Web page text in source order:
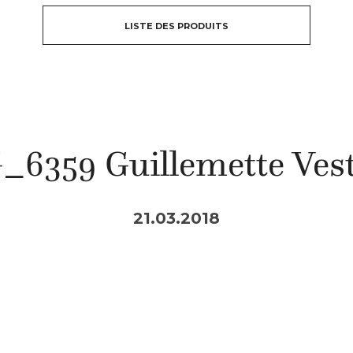
LISTE DES PRODUITS
Guillemette
21.03.2018